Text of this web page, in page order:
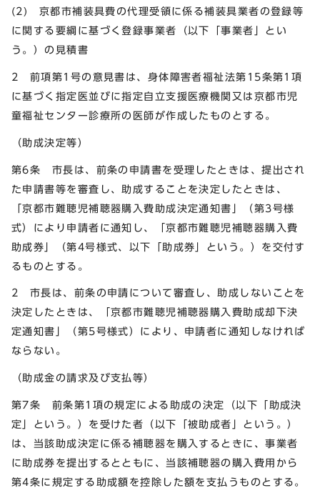
(2) 京都市補装具費の代理受領に係る補装具業者の登録等
に関する要綱に基づく登録事業者（以下「事業者」とい
う。）の見積書
2 前項第1号の意見書は、身体障害者福祉法第15条第1項
に基づく指定医並びに指定自立支援医療機関又は京都市児
童福祉センター診療所の医師が作成したものとする。
（助成決定等）
第6条 市長は、前条の申請書を受理したときは、提出され
た申請書等を審査し、助成することを決定したときは、
「京都市難聴児補聴器購入費助成決定通知書」（第3号様
式）により申請者に通知し、「京都市難聴児補聴器購入費
助成券」（第4号様式、以下「助成券」という。）を交付す
るものとする。
2 市長は、前条の申請について審査し、助成しないことを
決定したときは、「京都市難聴児補聴器購入費助成却下決
定通知書」（第5号様式）により、申請者に通知しなければ
ならない。
（助成金の請求及び支払等）
第7条 前条第1項の規定による助成の決定（以下「助成決
定」という。）を受けた者（以下「被助成者」という。）
は、当該助成決定に係る補聴器を購入するときに、事業者
に助成券を提出するとともに、当該補聴器の購入費用から
第4条に規定する助成額を控除した額を支払うものとする。